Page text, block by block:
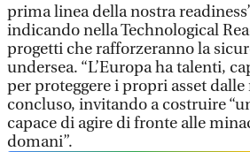
prima linea della nostra
indicando nella Technological
progetti che rafforzeranno la
undersea. “L’Europa ha talenti,
per proteggere i propri asset
concluso, invitando a costruire
capace di agire di fronte alle
domani”.